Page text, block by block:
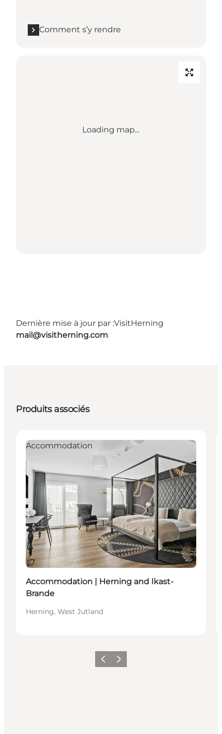
Comment s’y rendre
Loading map...
Dernière mise à jour par :VisitHerning
mail@visitherning.com
Produits associés
Durable
Accommodation
Accommodation | Herning and Ikast-
Brande
Herning, West Jutland
PrécédentSuivant